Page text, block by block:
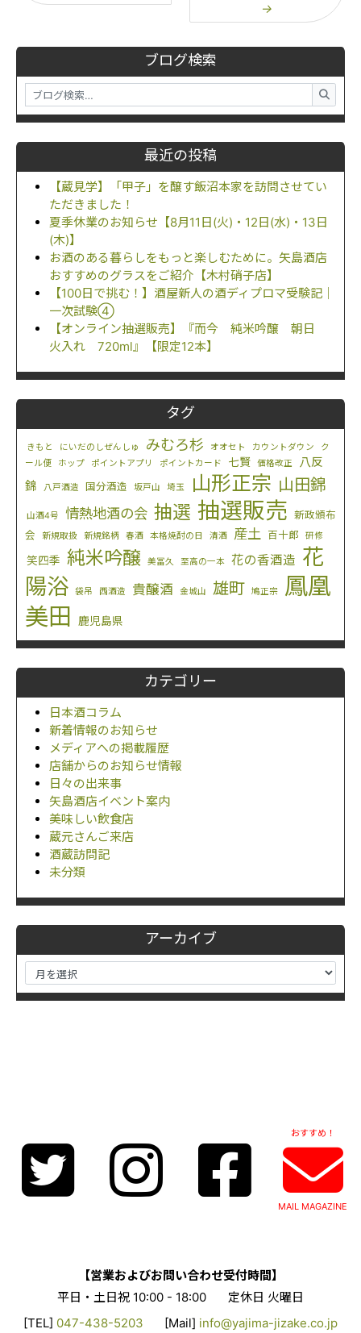
ブログ検索
最近の投稿
【蔵見学】「甲子」を醸す飯沼本家を訪問させてい
ただきました！
夏季休業のお知らせ【8月11日(火)・12日(水)・13日
(木)】
お酒のある暮らしをもっと楽しむために。矢島酒店
おすすめのグラスをご紹介【木村硝子店】
【100日で挑む！】酒屋新人の酒ディプロマ受験記｜
一次試験④
【オンライン抽選販売】『而今 純米吟醸 朝日
火入れ 720ml』【限定12本】
タグ
きもと にいだのしぜんしゅ みむろ杉 オオセト カウントダウン
ク
ール便
ホップ ポイントアプリ ポイントカード 七賢 価格改正
八反
錦
八戸酒造 国分酒造 坂戸山 埼玉 山形正宗 山田錦
山酒4号 情熱地酒の会 抽選 抽選販売 新政頒布
会
新規取扱 新規銘柄 春酒 本格焼酎の日 清酒 産土 百十郎 研修
笑四季 純米吟醸 美冨久 至高の一本 花の香酒造 花
陽浴
袋吊 西酒造 貴醸酒 金城山 雄町 鳩正宗
鳳凰
美田
鹿児島県
カテゴリー
日本酒コラム
新着情報のお知らせ
メディアへの掲載履歴
店舗からのお知らせ情報
日々の出来事
矢島酒店イベント案内
美味しい飲食店
蔵元さんご来店
酒蔵訪問記
未分類
アーカイブ
→
おすすめ！
MAIL MAGAZINE
【営業およびお問い合わせ受付時間】
平日・土日祝 10:00 - 18:00
定休日 火曜日
[TEL] 047-438-5203 [Mail] info@yajima-jizake.co.jp